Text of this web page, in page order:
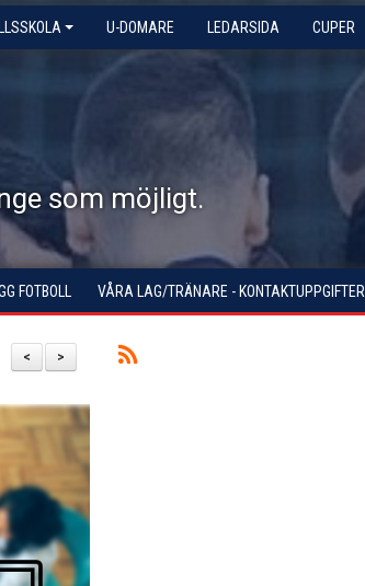
U-DOMARE LEDARSIDA CUPER
som möjligt.
FOTBOLL VÅRA LAG/TRÄNARE - KONTAKTUPPGIFTER
>
<